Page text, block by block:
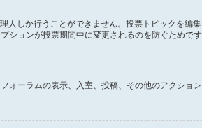
しか行うことができません。投票トピックを
ョンが投票期間中に変更されるのを防ぐためです
ーラムの表示、入室、投稿、その他のアクショ